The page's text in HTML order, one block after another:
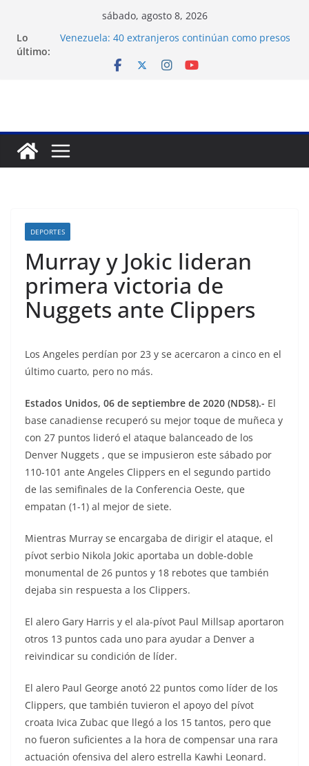
contenido
sábado, agosto 8, 2026
Lo
último:
Venezuela: 40 extranjeros continúan como presos
Crisis carcelaria: OVP denuncia 15 años de
preso político José Breijo
Festival de Cine Francés culmina muestra
histórica y prepara 40ª edición
DEPORTES
Murray y Jokic lideran
primera victoria de
Nuggets ante Clippers
Los Angeles perdían por 23 y se acercaron a cinco en el
último cuarto, pero no más.
Estados Unidos, 06 de septiembre de 2020 (ND58).- El
base canadiense recuperó su mejor toque de muñeca y
con 27 puntos lideró el ataque balanceado de los
Denver Nuggets , que se impusieron este sábado por
110-101 ante Angeles Clippers en el segundo partido
de las semifinales de la Conferencia Oeste, que
empatan (1-1) al mejor de siete.
Mientras Murray se encargaba de dirigir el ataque, el
pívot serbio Nikola Jokic aportaba un doble-doble
monumental de 26 puntos y 18 rebotes que también
dejaba sin respuesta a los Clippers.
El alero Gary Harris y el ala-pívot Paul Millsap aportaron
otros 13 puntos cada uno para ayudar a Denver a
reivindicar su condición de líder.
El alero Paul George anotó 22 puntos como líder de los
Clippers, que también tuvieron el apoyo del pívot
croata Ivica Zubac que llegó a los 15 tantos, pero que
no fueron suficientes a la hora de compensar una rara
actuación ofensiva del alero estrella Kawhi Leonard.